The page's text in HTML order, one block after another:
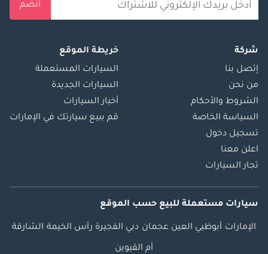
انضم
شركة
إتصل بنا
من نحن
الشروط والأحكام
السياسة الخاصة
تسجيل دخول
اعلن معنا
تجار السيارات
خريطة الموقع
السيارات المستعملة
السيارات الجديدة
أخبار السيارات
قم ببيع سيارتك في الإمارات
سيارات مستعملة للبيع حسب الموقع
الإمارات أبوظبي العين عجمان دبي الفجيرة رأس الخيمة الشارقة
أم القيوين